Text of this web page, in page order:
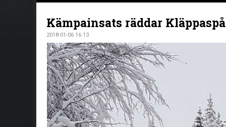
Kämpainsats räddar
2018-01-06 16:13